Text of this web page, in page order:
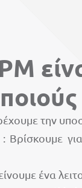
την
Βρίσκουμε
ένα